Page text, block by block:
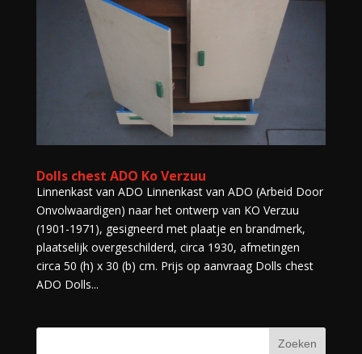
Dolls chest ADO Ko Verzuu
Linnenkast van ADO Linnenkast van ADO (Arbeid Door
Onvolwaardigen) naar het ontwerp van KO Verzuu
(1901-1971), gesigneerd met plaatje en brandmerk,
plaatselijk overgeschilderd, circa 1930, afmetingen
circa 50 (h) x 30 (b) cm. Prijs op aanvraag Dolls chest
ADO Dolls...